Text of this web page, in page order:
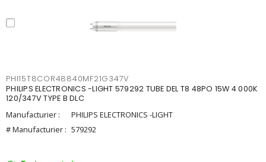
PHI15T8COR48840MF21G347V
PHILIPS ELECTRONICS -LIGHT 579292 TUBE DEL T8 48PO 15W 4 000K
120/347V TYPE B DLC
Manufacturier :
PHILIPS ELECTRONICS -LIGHT
# Manufacturier : 579292